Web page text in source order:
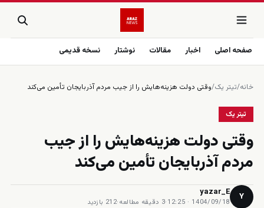
صفحه اصلی اخبار مقالات نوشتار نسخه قدیمی
خانه/تیتر یک/وقتی دولت هزینه‌هایش را از جیب مردم آذربایجان تأمین می‌کند
تیتر یک
وقتی دولت هزینه‌هایش را از جیب
مردم آذربایجان تأمین می‌کند
Y
yazar_E
1404/09/18 · 12:25
·3 دقیقه مطالعه ·212 بازدید